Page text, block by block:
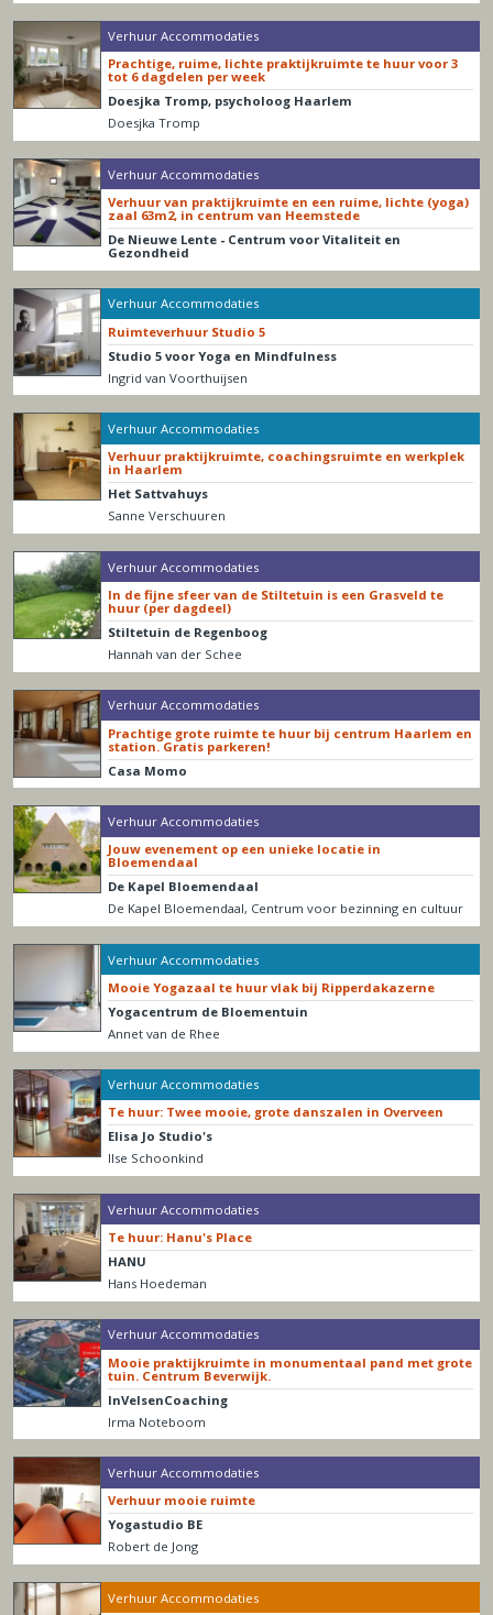
Verhuur Accommodaties
Prachtige, ruime, lichte praktijkruimte te huur voor 3
tot 6 dagdelen per week
Doesjka Tromp, psycholoog Haarlem
Doesjka Tromp
Verhuur Accommodaties
Verhuur van praktijkruimte en een ruime, lichte (yoga)
zaal 63m2, in centrum van Heemstede
De Nieuwe Lente - Centrum voor Vitaliteit en
Gezondheid
Verhuur Accommodaties
Ruimteverhuur Studio 5
Studio 5 voor Yoga en Mindfulness
Ingrid van Voorthuijsen
Verhuur Accommodaties
Verhuur praktijkruimte, coachingsruimte en werkplek
in Haarlem
Het Sattvahuys
Sanne Verschuuren
Verhuur Accommodaties
In de fijne sfeer van de Stiltetuin is een Grasveld te
huur (per dagdeel)
Stiltetuin de Regenboog
Hannah van der Schee
Verhuur Accommodaties
Prachtige grote ruimte te huur bij centrum Haarlem en
station. Gratis parkeren!
Casa Momo
Verhuur Accommodaties
Jouw evenement op een unieke locatie in
Bloemendaal
De Kapel Bloemendaal
De Kapel Bloemendaal, Centrum voor bezinning en cultuur
Verhuur Accommodaties
Mooie Yogazaal te huur vlak bij Ripperdakazerne
Yogacentrum de Bloementuin
Annet van de Rhee
Verhuur Accommodaties
Te huur: Twee mooie, grote danszalen in Overveen
Elisa Jo Studio's
Ilse Schoonkind
Verhuur Accommodaties
Te huur: Hanu's Place
HANU
Hans Hoedeman
Verhuur Accommodaties
Mooie praktijkruimte in monumentaal pand met grote
tuin. Centrum Beverwijk.
InVelsenCoaching
Irma Noteboom
Verhuur Accommodaties
Verhuur mooie ruimte
Yogastudio BE
Robert de Jong
Verhuur Accommodaties